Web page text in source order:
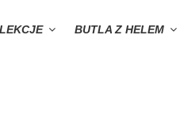
BUTLA Z HELEM